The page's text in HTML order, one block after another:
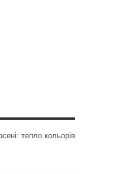
тепло кольорів